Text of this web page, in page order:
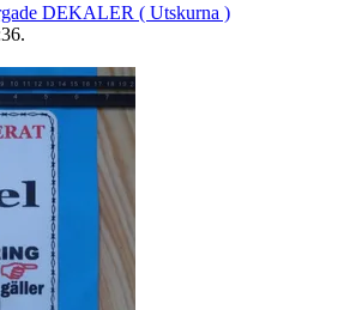
DEKALER ( Utskurna )
.